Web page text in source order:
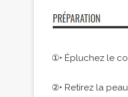
①• Épluchez le
②• Retirez la